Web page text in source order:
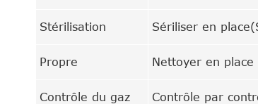
Stérilisation Sériliser en
Propre Nettoyer en
Contrôle du gaz Contrôle par